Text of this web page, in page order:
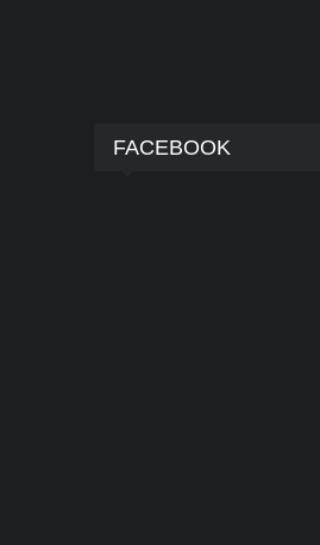
FACEBOOK